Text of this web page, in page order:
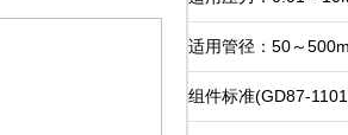
适用管径：50～
组件标准(GD87-